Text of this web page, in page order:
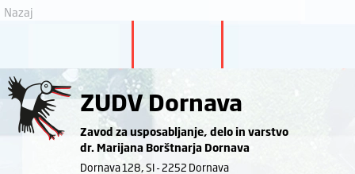
Nazaj
ZUDV Dornava
Zavod za usposabljanje, delo in varstvo
dr. Marijana Borštnarja Dornava
Dornava 128, SI - 2252 Dornava